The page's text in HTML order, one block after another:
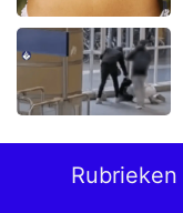
Rubrieken